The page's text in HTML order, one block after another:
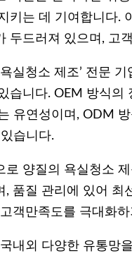
키는 데 기여합니다.
두드러져 있으며, 고
실청소 제조’ 전문
습니다. OEM 방식의
유연성이며, ODM
습니다.
로 양질의 욕실청소
, 품질 관리에 있어 최
객만족도를 극대화
내외 다양한 유통망